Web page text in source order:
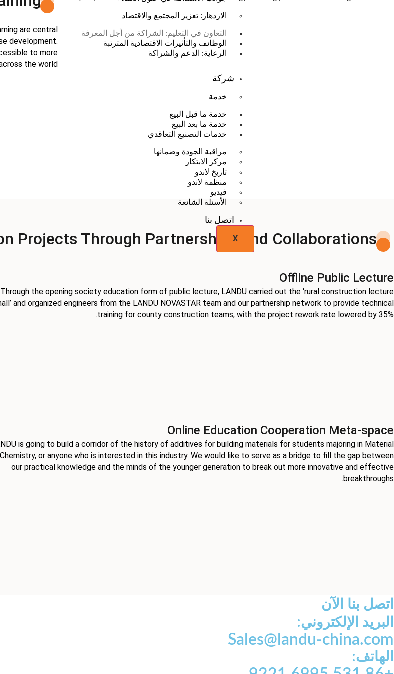
الازدهار: تعزيز المجتمع والاقتصاد
التعاون في التعليم: الشراكة من أجل المعرفة
الوظائف والتأثيرات الاقتصادية المترتبة
الرعاية: الدعم والشراكة
شركة
خدمة
خدمة ما قبل البيع
خدمة ما بعد البيع
خدمات التصنيع التعاقدي
مراقبة الجودة وضمانها
مركز الابتكار
تاريخ لاندو
منظمة لاندو
فيديو
الأسئلة الشائعة
اتصل بنا
X
are central
development.
to more
the world.
Projects Through Partnerships and Collaborations
Offline Public Lecture
Through the opening society education form of public lecture, LANDU carried out the ‘rural construction lecture
and organized engineers from the LANDU NOVASTAR team and our partnership network to provide technical
training for county construction teams, with the project rework rate lowered by 35%.
Online Education Cooperation Meta-space
is going to build a corridor of the history of additives for building materials for students majoring in Material
Chemistry, or anyone who is interested in this industry. We would like to serve as a bridge to fill the gap between
our practical knowledge and the minds of the younger generation to break out more innovative and effective
breakthroughs.
اتصل بنا الآن
البريد الإلكتروني:
Sales@landu-china.com
الهاتف: